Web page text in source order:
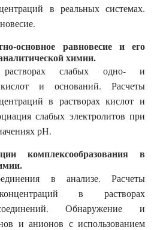
в реальных системах.
основное равновесие и его
химии.
слабых одно- и
и оснований. Расчеты
в растворах кислот и
слабых электролитов при
рН.
комплексообразования в
в анализе. Расчеты
в растворах
Обнаружение и
и анионов с использованием